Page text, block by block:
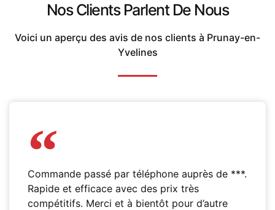
Nos Clients Parlent De Nous
Voici un aperçu des avis de nos clients à Prunay-en-
Yvelines
Commande passé par téléphone auprès de ***.
Rapide et efficace avec des prix très
compétitifs. Merci et à bientôt pour d’autre